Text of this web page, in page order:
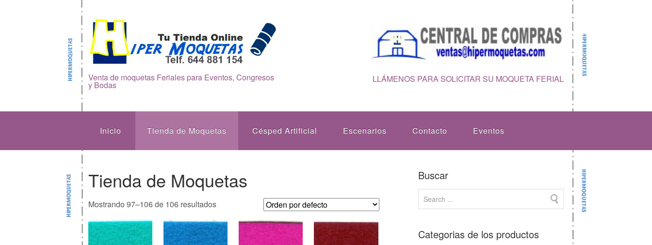
Venta de moquetas Feriales para Eventos, Congresos
y Bodas
LLÁMENOS PARA SOLICITAR SU MOQUETA FERIAL
Inicio Tienda de Moquetas Césped Artificial Escenarios Contacto Eventos
Tienda de Moquetas
Mostrando 97–106 de 106 resultados
Buscar
Categorias de los productos